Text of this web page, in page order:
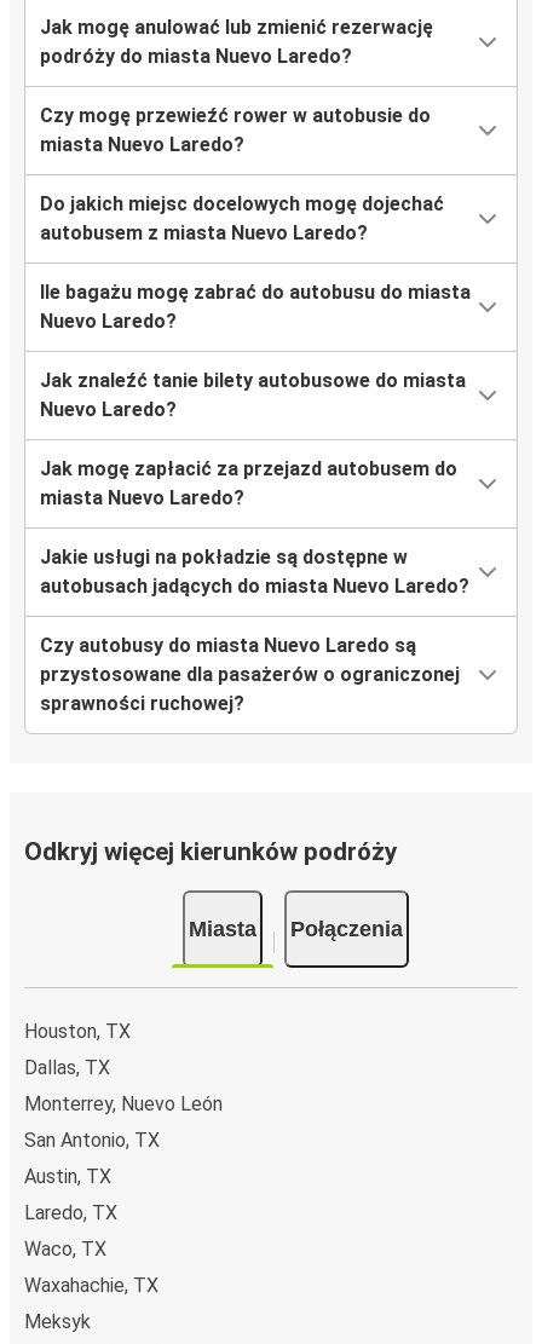
Jak mogę anulować lub zmienić rezerwację
podróży do miasta Nuevo Laredo?
Czy mogę przewieźć rower w autobusie do
miasta Nuevo Laredo?
Do jakich miejsc docelowych mogę dojechać
autobusem z miasta Nuevo Laredo?
Ile bagażu mogę zabrać do autobusu do miasta
Nuevo Laredo?
Jak znaleźć tanie bilety autobusowe do miasta
Nuevo Laredo?
Jak mogę zapłacić za przejazd autobusem do
miasta Nuevo Laredo?
Jakie usługi na pokładzie są dostępne w
autobusach jadących do miasta Nuevo Laredo?
Czy autobusy do miasta Nuevo Laredo są
przystosowane dla pasażerów o ograniczonej
sprawności ruchowej?
Odkryj więcej kierunków podróży
Miasta Połączenia
Houston, TX
Dallas, TX
Monterrey, Nuevo León
San Antonio, TX
Austin, TX
Laredo, TX
Waco, TX
Waxahachie, TX
Meksyk